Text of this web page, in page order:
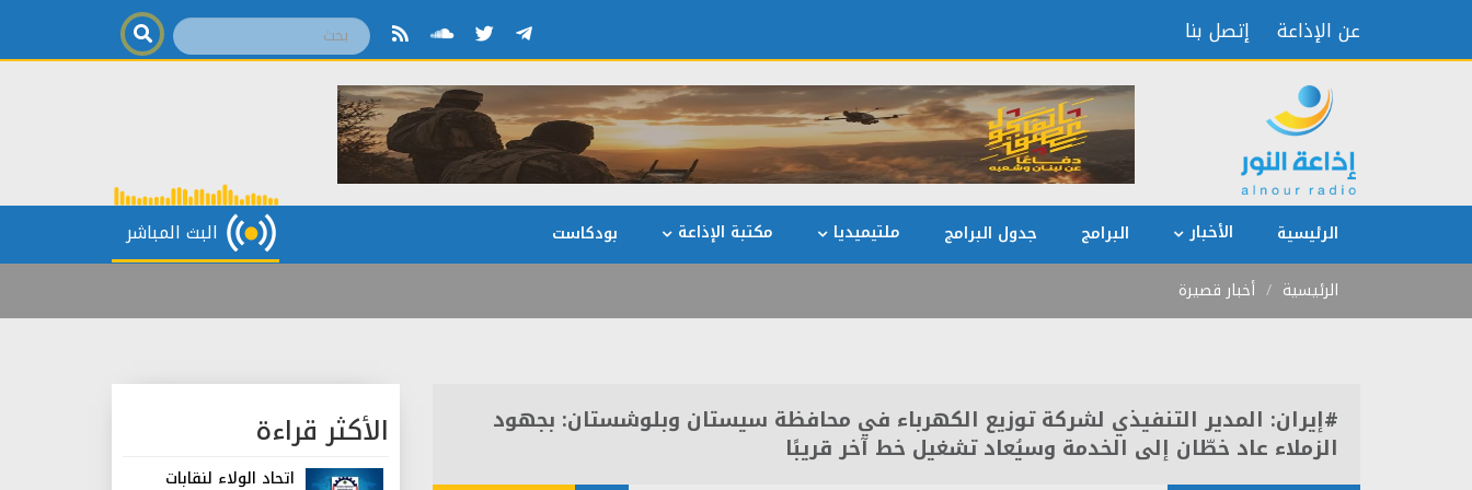
عن الإذاعة إتصل بنا
الرئيسية الأخبار البرامج جدول البرامج ملتيميديا مكتبة الإذاعة بودكاست البث المباشر
الرئيسية أخبار قصيرة
#إيران: المدير التنفيذي لشركة توزيع الكهرباء في محافظة سيستان وبلوشستان: بجهود
الزملاء عاد خطّان إلى الخدمة وسيُعاد تشغيل خط آخر قريبًا الأكثر قراءة
اتحاد الولاء لنقابات